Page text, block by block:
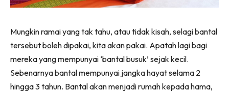
Mungkin ramai yang tak tahu, atau tidak kisah, selagi bantal
tersebut boleh dipakai, kita akan pakai. Apatah lagi bagi
mereka yang mempunyai ‘bantal busuk’ sejak kecil.
Sebenarnya bantal mempunyai jangka hayat selama 2
hingga 3 tahun. Bantal akan menjadi rumah kepada hama,